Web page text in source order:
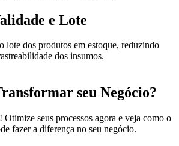
e Lote
lote dos produtos em estoque, reduzindo
dos insumos.
seu Negócio?
Otimize seus processos agora e veja como o
fazer a diferença no seu negócio.